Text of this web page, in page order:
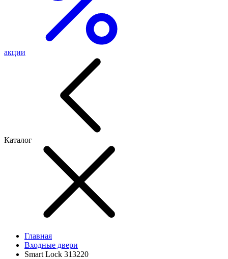
акции
Каталог
Главная
Входные двери
Smart Lock 313220